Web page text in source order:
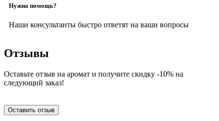
Нужна помощь?
Наши консультанты быстро ответят на ваши вопросы
Отзывы
Оставьте отзыв на аромат и получите скидку -10% на
следующий заказ!
Оставить отзыв